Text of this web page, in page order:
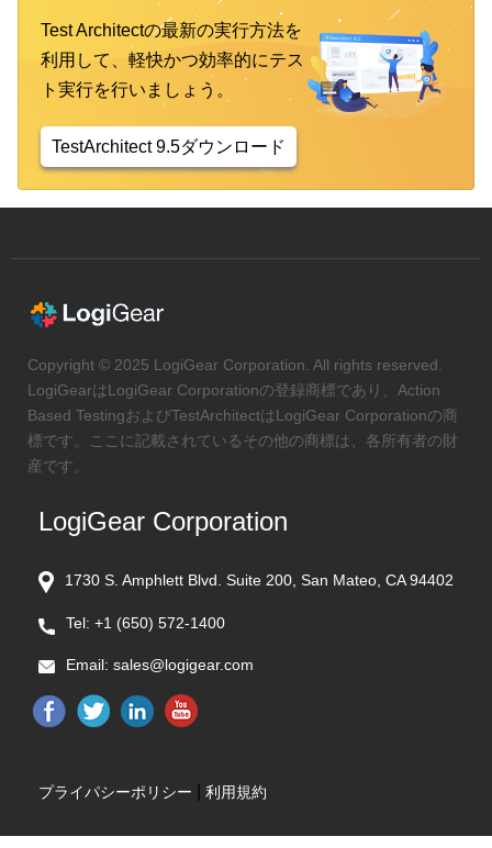
Test Architectの最新の実行方法を
利用して、軽快かつ効率的にテス
ト実行を行いましょう。
TestArchitect 9.5ダウンロード
Copyright © 2025 LogiGear Corporation. All rights reserved.
LogiGearはLogiGear Corporationの登録商標であり、Action
Based TestingおよびTestArchitectはLogiGear Corporationの商
標です。ここに記載されているその他の商標は、各所有者の財
産です。
LogiGear Corporation
1730 S. Amphlett Blvd. Suite 200, San Mateo, CA 94402
Tel: +1 (650) 572-1400
Email: sales@logigear.com
プライパシーポリシー 利用規約